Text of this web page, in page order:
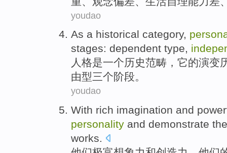
youdao
As a historical category,
stages: dependent type,
人格是一个历史范畴 ，它的演变
由型三个阶段。
youdao
With rich imagination and
personality and demonstrate
works.